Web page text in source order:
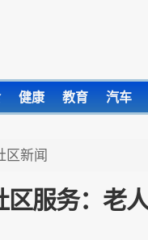
健康 教育 汽车
区新闻
区服务：老